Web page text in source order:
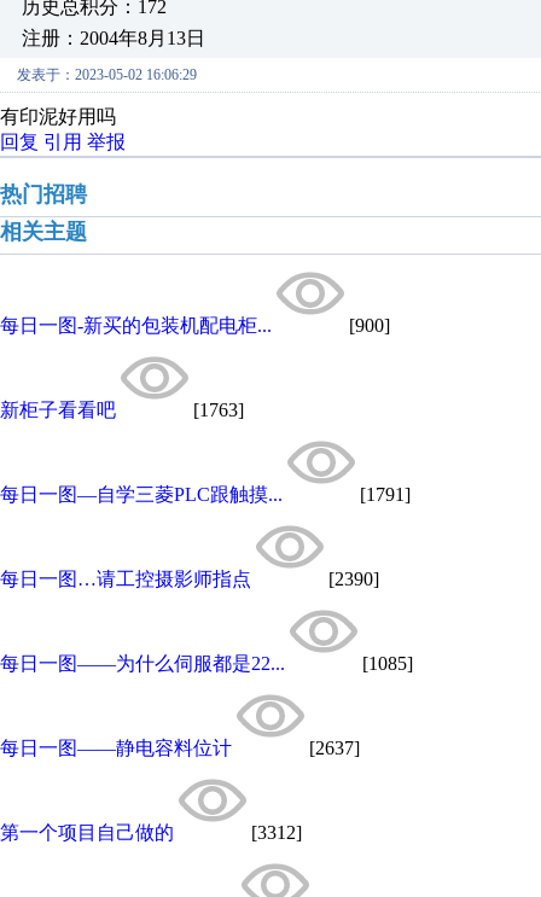
历史总积分：172
注册：2004年8月13日
发表于：2023-05-02 16:06:29
有印泥好用吗
回复 引用 举报
热门招聘
相关主题
每日一图-新买的包装机配电柜... [900]
新柜子看看吧 [1763]
每日一图—自学三菱PLC跟触摸... [1791]
每日一图…请工控摄影师指点 [2390]
每日一图——为什么伺服都是22... [1085]
每日一图——静电容料位计 [2637]
第一个项目自己做的 [3312]